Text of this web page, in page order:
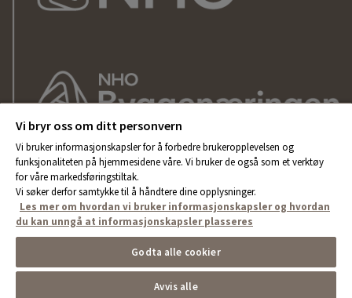
Vi bryr oss om ditt personvern
Vi bruker informasjonskapsler for å forbedre brukeropplevelsen og
funksjonaliteten på hjemmesidene våre. Vi bruker de også som et verktøy
for våre markedsføringstiltak.
Vi søker derfor samtykke til å håndtere dine opplysninger.
Les mer om hvordan vi bruker informasjonskapsler og hvordan
du kan unngå at informasjonskapsler plasseres
Godta alle cookier
Avvis alle